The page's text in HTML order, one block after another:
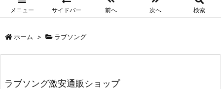
メニュー サイドバー 前へ 次へ 検索
ホーム > ラブソング
ラブソング激安通販ショップ